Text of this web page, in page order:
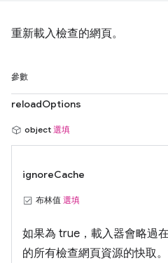
重新載入檢查的網頁。
參數
reloadOptions
object 選填
ignoreCache
布林值 選填
如果為 true，載入器會略過
的所有檢查網頁資源的快取